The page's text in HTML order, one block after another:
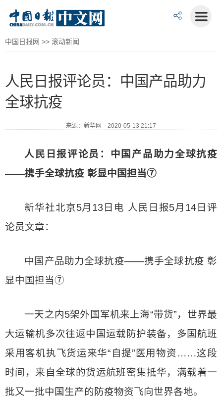
中国日报网 >> 滚动新闻
人民日报评论员：中国产品助力
全球抗疫
来源：新华网 2020-05-13 21:17
人民日报评论员：中国产品助力全球抗疫
——携手全球抗疫 彰显中国担当⑦
新华社北京5月13日电 人民日报5月14日评
论员文章：
中国产品助力全球抗疫——携手全球抗疫 彰
显中国担当⑦
一天之内5架外国军机来上海“带货”，世界最
大运输机多次往返中国运载防护装备，多国航班
采用客机执飞货运来华“自提”医用物资……这段
时间，来自全球的货运航班密集抵华，满载着一
批又一批中国生产的防疫物资飞向世界各地。